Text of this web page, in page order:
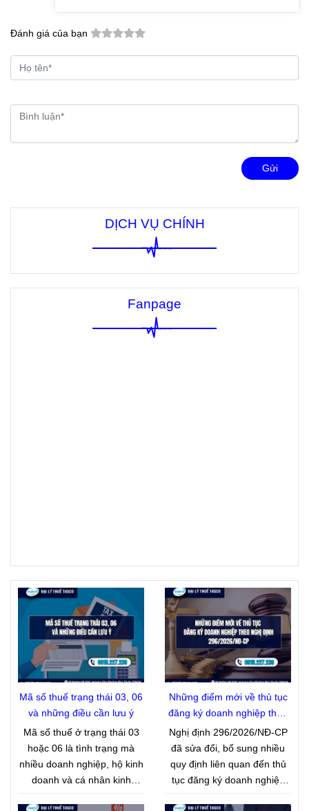
Đánh giá của bạn
Gửi
DỊCH VỤ CHÍNH
Fanpage
Mã số thuế trạng thái 03, 06
và những điều cần lưu ý
Mã số thuế ở trạng thái 03
hoặc 06 là tình trạng mà
nhiều doanh nghiệp, hộ kinh
doanh và cá nhân kinh
Những điểm mới về thủ tục
đăng ký doanh nghiệp theo
Nghị định 296/2026/NĐ-CP
Nghị định 296/2026/NĐ-CP
đã sửa đổi, bổ sung nhiều
quy định liên quan đến thủ
tục đăng ký doanh nghiệp